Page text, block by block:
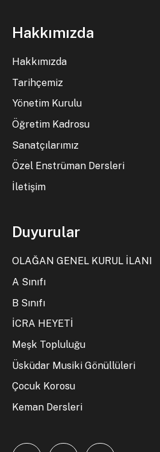
Hakkımızda
Hakkımızda
Tarihçemiz
Yönetim Kurulu
Öğretim Kadrosu
Sanatçılarımız
Özel Enstrüman Dersleri
İletişim
Duyurular
OLAĞAN GENEL KURUL İLANI
A Sınıfı
B Sınıfı
İCRA HEYETİ
Meşk Topluluğu
Üsküdar Musiki Gönüllüleri
Çocuk Korosu
Keman Dersleri